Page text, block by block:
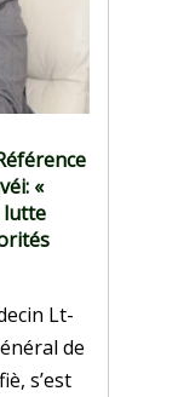
«
lutte
Lt-
de
s’est